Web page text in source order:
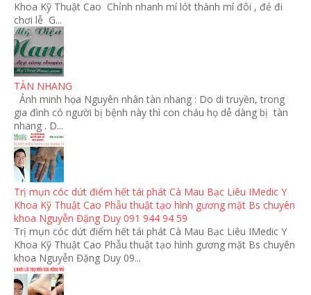
Khoa Kỹ Thuật Cao Chỉnh nhanh mí lót thành mí đôi , đẻ đi
chơi lễ G...
TÀN NHANG
Ảnh minh họa Nguyên nhân tàn nhang : Do di truyền, trong
gia đình có người bị bệnh này thì con cháu họ dễ dàng bị tàn
nhang . D...
Trị mụn cóc dứt điểm hết tái phát Cà Mau Bạc Liêu IMedic Y
Khoa Kỹ Thuật Cao Phẫu thuật tạo hình gương mặt Bs chuyên
khoa Nguyễn Đặng Duy 091 944 94 59
Trị mụn cóc dứt điểm hết tái phát Cà Mau Bạc Liêu IMedic Y
Khoa Kỹ Thuật Cao Phẫu thuật tạo hình gương mặt Bs chuyên
khoa Nguyễn Đặng Duy 09...